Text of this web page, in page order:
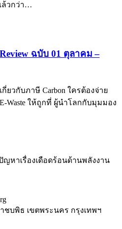
ล้วกว่า…
ฉบับ 01 ตุลาคม –
ยวกับภาษี Carbon ใครต้องจ่าย
Waste ให้ถูกที่ ผู้นำโลกกับมุมมอง
หาเรื่องเดือดร้อนด้านพลังงาน
ชบพิธ เขตพระนคร กรุงเทพฯ